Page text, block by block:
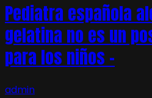
Pediatra española
gelatina no es un
para los niños –
admin